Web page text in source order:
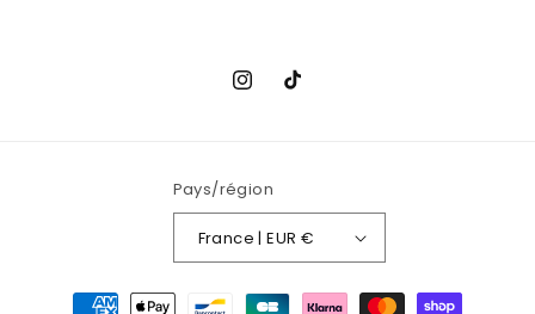
Instagram
TikTok
Pays/région
France | EUR €
Moyens